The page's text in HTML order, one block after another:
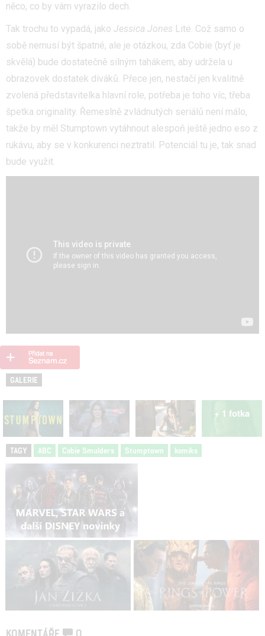
něco, co by vám vyrazilo dech.
Tak trochu to vypadá, jako Jessica Jones Lite. Což samo o
sobě nemusí být špatné, ale je otázkou, zda Cobie (byť je
skvělá) bude dostatečně silným tahákem, aby udržela u
obrazovek dostatek diváků. Přece jen, nestačí jen kvalitně
zvolená představitelka hlavní role, potřeba je toho víc, třeba
špetka originality. Řemeslně zvládnutých seriálů není málo,
takže by měl Stumptown vytáhnout alespoň ještě jedno eso z
rukávu, aby se v konkurenci neztratil. Potenciál tu je, tak snad
bude využit.
GALERIE
+ 1 fotka
TAGY ABC Cobie Smulders Stumptown komiks
KOMENTÁŘE 0